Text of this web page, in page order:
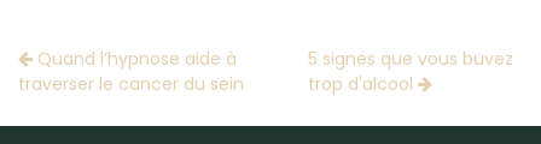
Quand l’hypnose aide à
traverser le cancer du sein
5 signes que vous buvez
trop d'alcool